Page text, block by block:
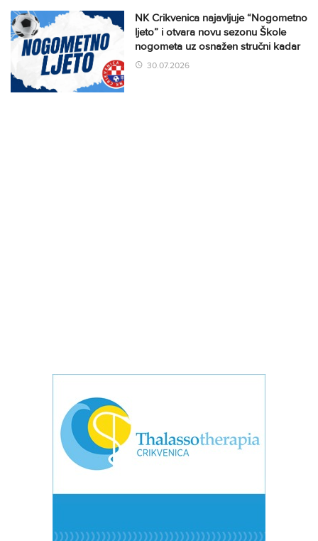
NK Crikvenica najavljuje “Nogometno
ljeto” i otvara novu sezonu Škole
nogometa uz osnažen stručni kadar
30.07.2026